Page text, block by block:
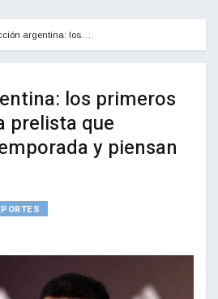
argentina: los…
los primeros
prelista que
y piensan